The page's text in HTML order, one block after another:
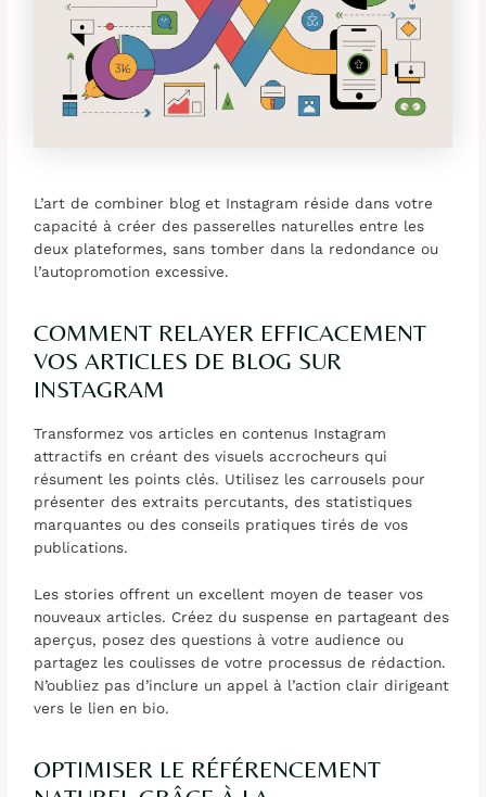
L’art de combiner blog et Instagram réside dans votre
capacité à créer des passerelles naturelles entre les
deux plateformes, sans tomber dans la redondance ou
l’autopromotion excessive.
COMMENT RELAYER EFFICACEMENT
VOS ARTICLES DE BLOG SUR
INSTAGRAM
Transformez vos articles en contenus Instagram
attractifs en créant des visuels accrocheurs qui
résument les points clés. Utilisez les carrousels pour
présenter des extraits percutants, des statistiques
marquantes ou des conseils pratiques tirés de vos
publications.
Les stories offrent un excellent moyen de teaser vos
nouveaux articles. Créez du suspense en partageant des
aperçus, posez des questions à votre audience ou
partagez les coulisses de votre processus de rédaction.
N’oubliez pas d’inclure un appel à l’action clair dirigeant
vers le lien en bio.
OPTIMISER LE RÉFÉRENCEMENT